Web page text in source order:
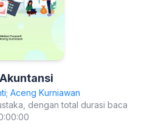
Aceng Kurniawan
dengan total durasi baca